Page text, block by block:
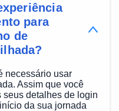
para
de
necessário usar
Assim que você
seus detalhes de login
da sua jornada